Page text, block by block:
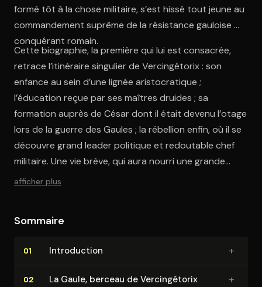
formé tôt à la chose militaire, s’est hissé tout jeune au
commandement suprême de la résistance gauloise au
conquérant romain.
Cette biographie, la première qui lui est consacrée,
retrace l’itinéraire singulier de Vercingétorix : son
enfance au sein d’une lignée aristocratique ;
l’éducation reçue par ses maîtres druides ; sa
formation auprès de César dont il était devenu l’otage
lors de la guerre des Gaules ; la rébellion enfin, où il se
découvre grand leader politique et redoutable chef
militaire. Une vie brève, qui aura nourri une grande
postérité.
afficher plus
Sommaire
01 In­tro­duc­tion +
02 La Gaule, berceau de Ver­cin­gé­to­rix +